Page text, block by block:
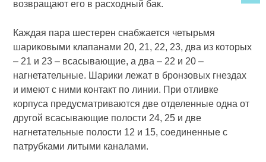
возвращают его в расходный бак.
Каждая пара шестерен снабжается четырьмя
шариковыми клапанами 20, 21, 22, 23, два из которых
– 21 и 23 – всасывающие, а два – 22 и 20 –
нагнетательные. Шарики лежат в бронзовых гнездах
и имеют с ними контакт по линии. При отливке
корпуса предусматриваются две отделенные одна от
другой всасывающие полости 24, 25 и две
нагнетательные полости 12 и 15, соединенные с
патрубками литыми каналами.